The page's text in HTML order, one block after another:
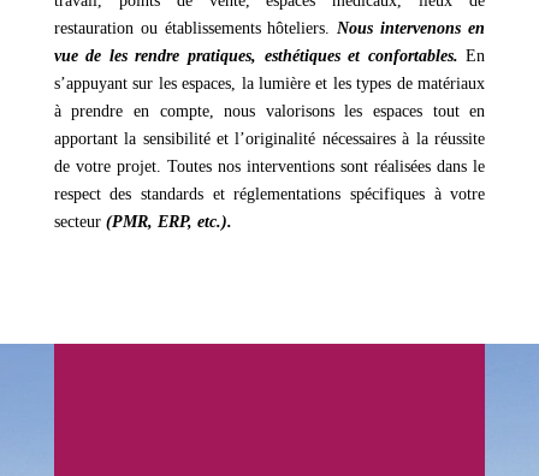
restauration ou établissements hôteliers. Nous intervenons en
vue de les rendre pratiques, esthétiques et confortables. En
s’appuyant sur les espaces, la lumière et les types de matériaux
à prendre en compte, nous valorisons les espaces tout en
apportant la sensibilité et l’originalité nécessaires à la réussite
de votre projet. Toutes nos interventions sont réalisées dans le
respect des standards et réglementations spécifiques à votre
secteur (PMR, ERP, etc.).